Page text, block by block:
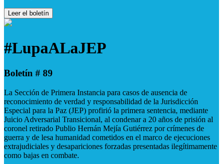
Leer el boletín
#LupaALaJEP
Boletín # 89
La Sección de Primera Instancia para casos de ausencia de
reconocimiento de verdad y responsabilidad de la Jurisdicción
Especial para la Paz (JEP) profirió la primera sentencia, mediante
Juicio Adversarial Transicional, al condenar a 20 años de prisión al
coronel retirado Publio Hernán Mejía Gutiérrez por crímenes de
guerra y de lesa humanidad cometidos en el marco de ejecuciones
extrajudiciales y desapariciones forzadas presentadas ilegítimamente
como bajas en combate.